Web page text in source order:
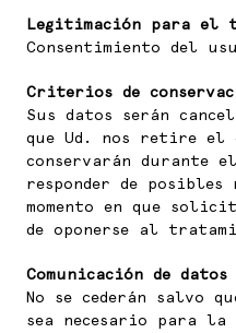
Legitimación para el
Consentimiento del
Criterios de
Sus datos serán
que Ud. nos retire el
conservarán durante
responder de
momento en que
de oponerse al
Comunicación de datos
No se cederán salvo
sea necesario para